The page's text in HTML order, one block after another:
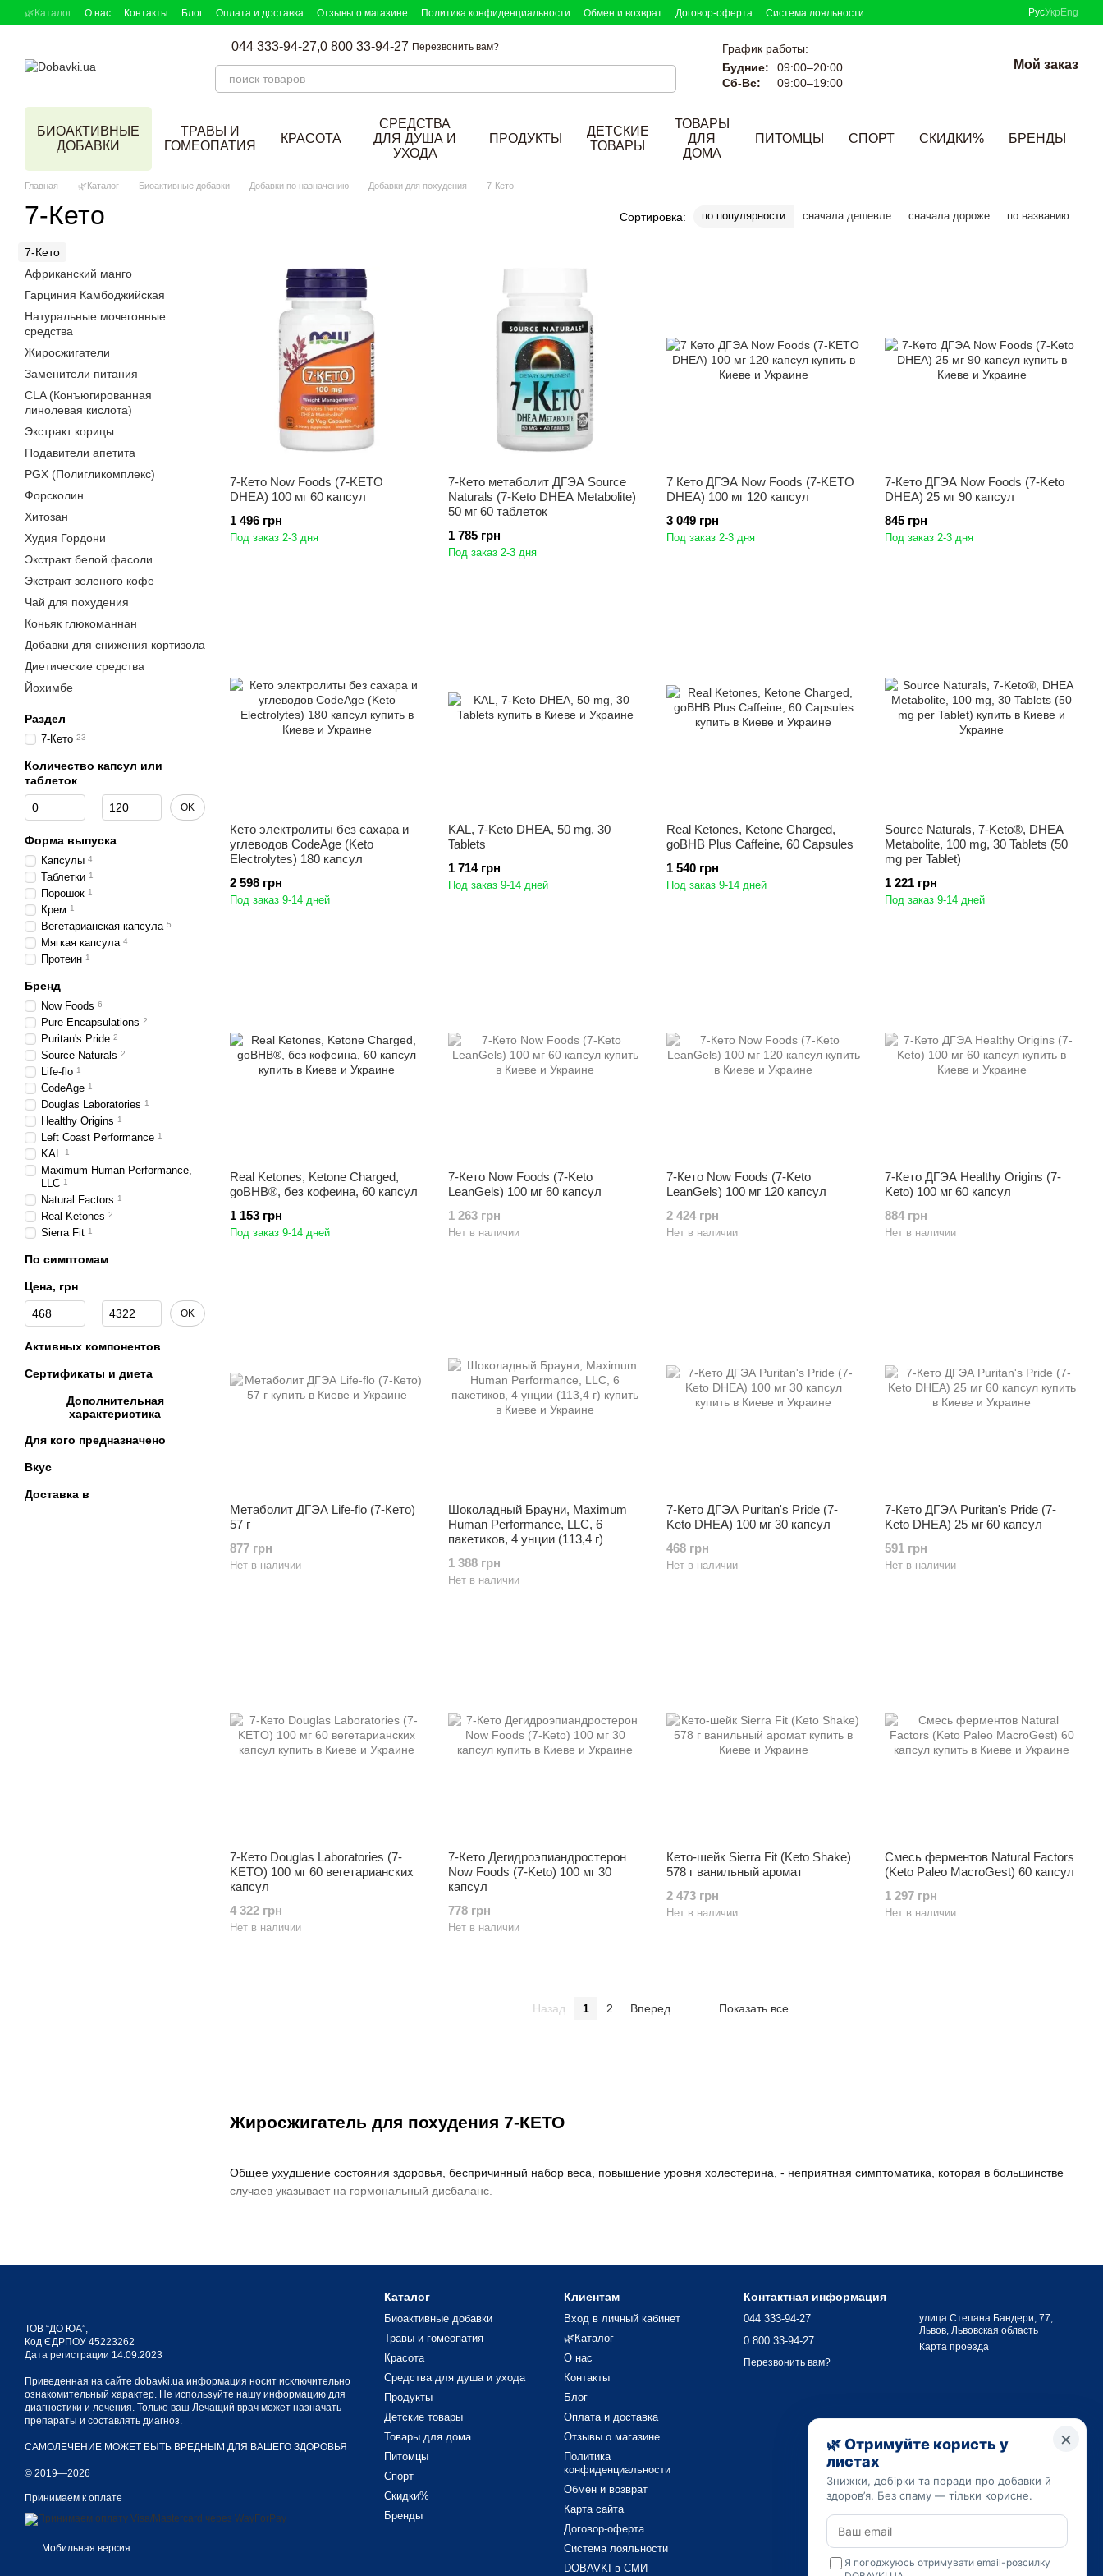
Перейти к основному контенту
🌿Каталог О нас Контакты Блог Оплата и доставка Отзывы о магазине Политика конфиденциальности Обмен и возврат Договор-оферта
Система лояльности
РусУкр Eng
044 333-94-27,0 800 33-94-27 Перезвонить вам?
График работы:
Будние:
09:00–20:00
Сб-Вс:
09:00–19:00
Мой заказ
БИОАКТИВНЫЕ
ДОБАВКИ
ТРАВЫ И
ГОМЕОПАТИЯ
КРАСОТА
СРЕДСТВА
ДЛЯ ДУША И
УХОДА
ПРОДУКТЫ
ДЕТСКИЕ
ТОВАРЫ
ТОВАРЫ
ДЛЯ
ДОМА
ПИТОМЦЫ СПОРТ СКИДКИ% БРЕНДЫ
Главная 🌿Каталог Биоактивные добавки Добавки по назначению Добавки для похудения 7-Кето
7-Кето Сортировка: по популярности сначала дешевле сначала дороже по названию
Жиросжигатель для похудения 7-КЕТО
Общее ухудшение состояния здоровья, беспричинный набор веса, повышение уровня холестерина, - неприятная симптоматика, которая в большинстве
случаев указывает на гормональный дисбаланс.
Эффективность и состав препарата 7 КЕТО
Вещество гормонального типа, естественного происхождения, включает комбинацию активных ингредиентов:
непосредственно добавка кето 7;
экстракты природного происхождения (масло зеленого чая, вытяжка корня Родиолы);
Полезные свойства биодобавка Кето 7:
7-Кето Now Foods (7-KETO
DHEA) 100 мг 60 капсул
1 496 грн
Под заказ 2-3 дня
7-Кето метаболит ДГЭА Source
Naturals (7-Keto DHEA Metabolite)
50 мг 60 таблеток
1 785 грн
Под заказ 2-3 дня
7 Кето ДГЭА Now Foods (7-KETO
DHEA) 100 мг 120 капсул
3 049 грн
Под заказ 2-3 дня
7-Кето ДГЭА Now Foods (7-Keto
DHEA) 25 мг 90 капсул
845 грн
Под заказ 2-3 дня
Кето электролиты без сахара и
углеводов CodeAge (Keto
Electrolytes) 180 капсул
2 598 грн
Под заказ 9-14 дней
KAL, 7-Keto DHEA, 50 mg, 30
Tablets
1 714 грн
Под заказ 9-14 дней
Real Ketones, Ketone Charged,
goBHB Plus Caffeine, 60 Capsules
1 540 грн
Под заказ 9-14 дней
Source Naturals, 7-Keto®, DHEA
Metabolite, 100 mg, 30 Tablets (50
mg per Tablet)
1 221 грн
Под заказ 9-14 дней
Real Ketones, Ketone Charged,
goBHB®, без кофеина, 60 капсул
1 153 грн
Под заказ 9-14 дней
7-Кето Now Foods (7-Keto
LeanGels) 100 мг 60 капсул
1 263 грн
Нет в наличии
7-Кето Now Foods (7-Keto
LeanGels) 100 мг 120 капсул
2 424 грн
Нет в наличии
7-Кето ДГЭА Healthy Origins (7-
Keto) 100 мг 60 капсул
884 грн
Нет в наличии
Метаболит ДГЭА Life-flo (7-Кето)
57 г
877 грн
Нет в наличии
Шоколадный Брауни, Maximum
Human Performance, LLC, 6
пакетиков, 4 унции (113,4 г)
1 388 грн
Нет в наличии
7-Кето ДГЭА Puritan's Pride (7-
Keto DHEA) 100 мг 30 капсул
468 грн
Нет в наличии
7-Кето ДГЭА Puritan's Pride (7-
Keto DHEA) 25 мг 60 капсул
591 грн
Нет в наличии
7-Кето Douglas Laboratories (7-
KETO) 100 мг 60 вегетарианских
капсул
4 322 грн
Нет в наличии
7-Кето Дегидроэпиандростерон
Now Foods (7-Keto) 100 мг 30
капсул
778 грн
Нет в наличии
Кето-шейк Sierra Fit (Keto Shake)
578 г ванильный аромат
2 473 грн
Нет в наличии
Смесь ферментов Natural Factors
(Keto Paleo MacroGest) 60 капсул
1 297 грн
Нет в наличии
Назад 1 2 Вперед Показать все
7-Кето
Африканский манго
Гарциния Камбоджийская
Натуральные мочегонные
средства
Жиросжигатели
Заменители питания
CLA (Конъюгированная
линолевая кислота)
Экстракт корицы
Подавители апетита
PGX (Полигликомплекс)
Форсколин
Хитозан
Худия Гордони
Экстракт белой фасоли
Экстракт зеленого кофе
Чай для похудения
Коньяк глюкоманнан
Добавки для снижения кортизола
Диетические средства
Йохимбе
Раздел
7-Кето 23
Количество капсул или
таблеток
От Количество капсул или таблеток
До Количество капсул или таблеток
OK
Форма выпуска
Капсулы 4
Таблетки 1
Порошок 1
Крем 1
Вегетарианская капсула 5
Мягкая капсула 4
Протеин 1
Бренд
Now Foods 6
Pure Encapsulations 2
Puritan's Pride 2
Source Naturals 2
Life-flo 1
CodeAge 1
Douglas Laboratories 1
Healthy Origins 1
Left Coast Performance 1
KAL 1
Maximum Human Performance,
LLC 1
Natural Factors 1
Real Ketones 2
Sierra Fit 1
По симптомам
Цена, грн
От Цена, грн
До Цена, грн OK
Активных компонентов
Сертификаты и диета
Дополнительная
характеристика
Для кого предназначено
Вкус
Доставка в
ТОВ “ДО ЮА”,
Код ЄДРПОУ 45223262
Дата регистрации 14.09.2023
Приведенная на сайте dobavki.ua информация носит исключительно
ознакомительный характер. Не используйте нашу информацию для
диагностики и лечения. Только ваш Лечащий врач может назначать
препараты и составлять диагноз.
САМОЛЕЧЕНИЕ МОЖЕТ БЫТЬ ВРЕДНЫМ ДЛЯ ВАШЕГО ЗДОРОВЬЯ
© 2019—2026
Принимаем к оплате
Мобильная версия
Каталог
Биоактивные добавки
Травы и гомеопатия
Красота
Средства для душа и ухода
Продукты
Детские товары
Товары для дома
Питомцы
Спорт
Скидки%
Бренды
Клиентам
Вход в личный кабинет
🌿Каталог
О нас
Контакты
Блог
Оплата и доставка
Отзывы о магазине
Политика
конфиденциальности
Обмен и возврат
Карта сайта
Договор-оферта
Система лояльности
DOBAVKI в СМИ
Контактная информация
044 333-94-27
0 800 33-94-27
Перезвонить вам?
улица Степана Бандери, 77,
Львов, Львовская область
Карта проезда